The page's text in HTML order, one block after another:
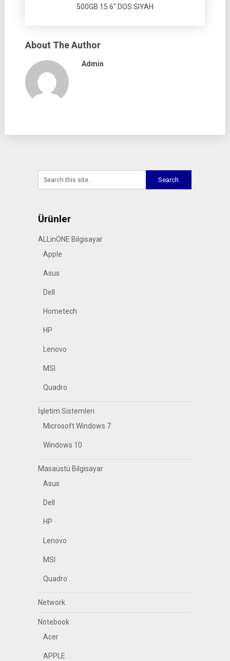
500GB 15.6″ DOS SIYAH
About The Author
Admin
Ürünler
ALLinONE Bilgisayar
Apple
Asus
Dell
Hometech
HP
Lenovo
MSI
Quadro
İşletim Sistemleri
Microsoft Windows 7
Windows 10
Masaüstü Bilgisayar
Asus
Dell
HP
Lenovo
MSI
Quadro
Network
Notebook
Acer
APPLE